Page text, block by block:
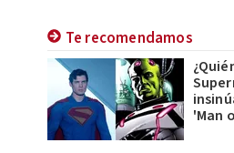
Te recomendamos
'Man